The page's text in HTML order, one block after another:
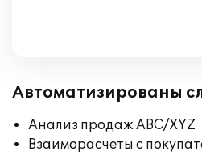
Автоматизированы
Анализ продаж ABC/XYZ
Взаиморасчеты с